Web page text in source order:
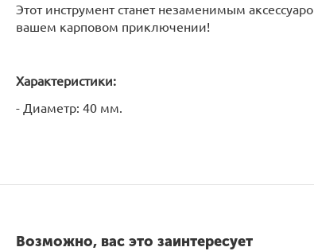
Этот инструмент станет незаменимым
вашем карповом приключении!
Характеристики:
- Диаметр: 40 мм.
Возможно, вас это заинтересует